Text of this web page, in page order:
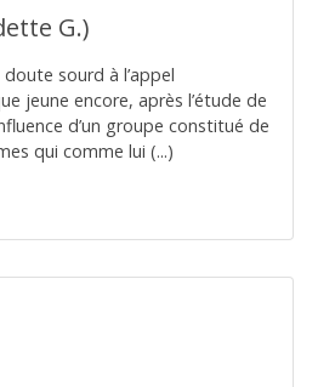
G.)
sourd à l’appel
jeune encore, après l’étude de
d’un groupe constitué de
qui comme lui (...)